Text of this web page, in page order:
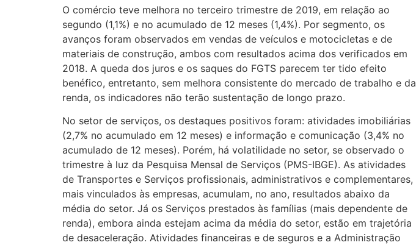
O comércio teve melhora no terceiro trimestre de 2019, em relação ao
segundo (1,1%) e no acumulado de 12 meses (1,4%). Por segmento, os
avanços foram observados em vendas de veículos e motocicletas e de
materiais de construção, ambos com resultados acima dos verificados em
2018. A queda dos juros e os saques do FGTS parecem ter tido efeito
benéfico, entretanto, sem melhora consistente do mercado de trabalho e da
renda, os indicadores não terão sustentação de longo prazo.
No setor de serviços, os destaques positivos foram: atividades imobiliárias
(2,7% no acumulado em 12 meses) e informação e comunicação (3,4% no
acumulado de 12 meses). Porém, há volatilidade no setor, se observado o
trimestre à luz da Pesquisa Mensal de Serviços (PMS-IBGE). As atividades
de Transportes e Serviços profissionais, administrativos e complementares,
mais vinculados às empresas, acumulam, no ano, resultados abaixo da
média do setor. Já os Serviços prestados às famílias (mais dependente de
renda), embora ainda estejam acima da média do setor, estão em trajetória
de desaceleração. Atividades financeiras e de seguros e a Administração